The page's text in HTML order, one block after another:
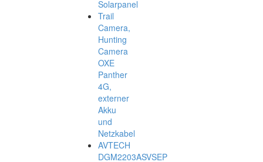
Solarpanel
Trail
Camera,
Hunting
Camera
OXE
Panther
4G,
externer
Akku
und
Netzkabel
AVTECH
DGM2203ASVSEP